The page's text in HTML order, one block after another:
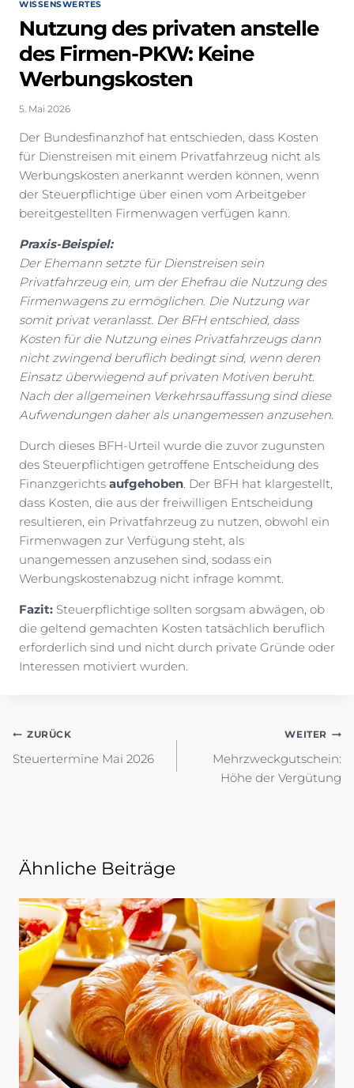
WISSENSWERTES
Nutzung des privaten anstelle
des Firmen-PKW: Keine
Werbungskosten
5. Mai 2026
Der Bundesfinanzhof hat entschieden, dass Kosten
für Dienstreisen mit einem Privatfahrzeug nicht als
Werbungskosten anerkannt werden können, wenn
der Steuerpflichtige über einen vom Arbeitgeber
bereitgestellten Firmenwagen verfügen kann.
Praxis-Beispiel:
Der Ehemann setzte für Dienstreisen sein
Privatfahrzeug ein, um der Ehefrau die Nutzung des
Firmenwagens zu ermöglichen. Die Nutzung war
somit privat veranlasst. Der BFH entschied, dass
Kosten für die Nutzung eines Privatfahrzeugs dann
nicht zwingend beruflich bedingt sind, wenn deren
Einsatz überwiegend auf privaten Motiven beruht.
Nach der allgemeinen Verkehrsauffassung sind diese
Aufwendungen daher als unangemessen anzusehen.
Durch dieses BFH-Urteil wurde die zuvor zugunsten
des Steuerpflichtigen getroffene Entscheidung des
Finanzgerichts aufgehoben . Der BFH hat klargestellt,
dass Kosten, die aus der freiwilligen Entscheidung
resultieren, ein Privatfahrzeug zu nutzen, obwohl ein
Firmenwagen zur Verfügung steht, als
unangemessen anzusehen sind, sodass ein
Werbungskostenabzug nicht infrage kommt.
Fazit: Steuerpflichtige sollten sorgsam abwägen, ob
die geltend gemachten Kosten tatsächlich beruflich
erforderlich sind und nicht durch private Gründe oder
Interessen motiviert wurden.
Beitragsnavigation
ZURÜCK
Steuertermine Mai 2026
WEITER
Mehrzweckgutschein:
Höhe der Vergütung
Ähnliche Beiträge